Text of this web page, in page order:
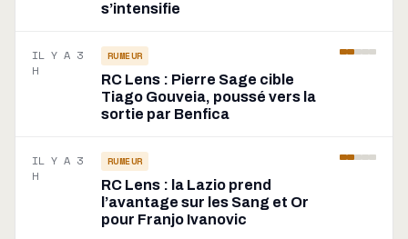
s’intensifie
IL Y A 3
H
RUMEUR
RC Lens : Pierre Sage cible
Tiago Gouveia, poussé vers la
sortie par Benfica
IL Y A 3
H
RUMEUR
RC Lens : la Lazio prend
l’avantage sur les Sang et Or
pour Franjo Ivanovic